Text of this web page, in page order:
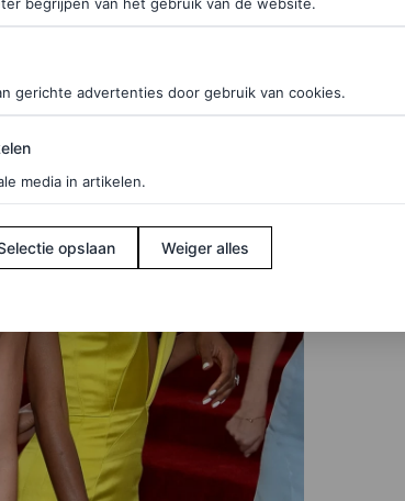
gerichte advertenties door gebruik van cookies.
media in artikelen.
opslaan Weiger alles